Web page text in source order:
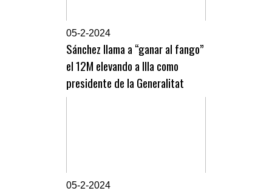
05-2-2024
Sánchez llama a “ganar al fango”
el 12M elevando a Illa como
presidente de la Generalitat
05-2-2024